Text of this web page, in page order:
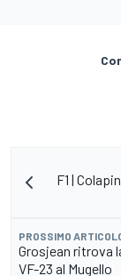
F1 |
PROSSIMO
Grosjean ritrova
VF-23 al Mugello